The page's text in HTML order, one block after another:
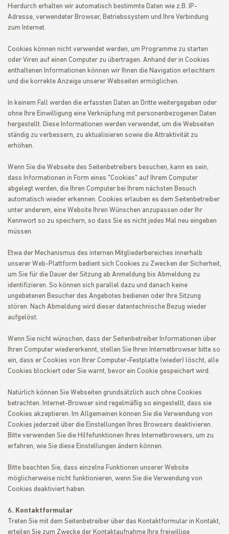
Hierdurch erhalten wir automatisch bestimmte Daten wie z.B. IP-
Adresse, verwendeter Browser, Betriebssystem und Ihre Verbindung
zum Internet.
Cookies können nicht verwendet werden, um Programme zu starten
oder Viren auf einen Computer zu übertragen. Anhand der in Cookies
enthaltenen Informationen können wir Ihnen die Navigation erleichtern
und die korrekte Anzeige unserer Webseiten ermöglichen.
In keinem Fall werden die erfassten Daten an Dritte weitergegeben oder
ohne Ihre Einwilligung eine Verknüpfung mit personenbezogenen Daten
hergestellt. Diese Informationen werden verwendet, um die Webseiten
ständig zu verbessern, zu aktualisieren sowie die Attraktivität zu
erhöhen.
Wenn Sie die Webseite des Seitenbetreibers besuchen, kann es sein,
dass Informationen in Form eines "Cookies" auf Ihrem Computer
abgelegt werden, die Ihren Computer bei Ihrem nächsten Besuch
automatisch wieder erkennen. Cookies erlauben es dem Seitenbetreiber
unter anderem, eine Website Ihren Wünschen anzupassen oder Ihr
Kennwort so zu speichern, so dass Sie es nicht jedes Mal neu eingeben
müssen.
Etwa der Mechanismus des internen Mitgliederbereiches innerhalb
unserer Web-Plattform bedient sich Cookies zu Zwecken der Sicherheit,
um Sie für die Dauer der Sitzung ab Anmeldung bis Abmeldung zu
identifizieren. So können sich parallel dazu und danach keine
ungebetenen Besucher des Angebotes bedienen oder Ihre Sitzung
stören. Nach Abmeldung wird dieser datentechnische Bezug wieder
aufgelöst.
Wenn Sie nicht wünschen, dass der Seitenbetreiber Informationen über
Ihren Computer wiedererkennt, stellen Sie Ihren Internetbrowser bitte so
ein, dass er Cookies von Ihrer Computer-Festplatte (wieder) löscht, alle
Cookies blockiert oder Sie warnt, bevor ein Cookie gespeichert wird.
Natürlich können Sie Webseiten grundsätzlich auch ohne Cookies
betrachten. Internet-Browser sind regelmäßig so eingestellt, dass sie
Cookies akzeptieren. Im Allgemeinen können Sie die Verwendung von
Cookies jederzeit über die Einstellungen Ihres Browsers deaktivieren.
Bitte verwenden Sie die Hilfefunktionen Ihres Internetbrowsers, um zu
erfahren, wie Sie diese Einstellungen ändern können.
Bitte beachten Sie, dass einzelne Funktionen unserer Website
möglicherweise nicht funktionieren, wenn Sie die Verwendung von
Cookies deaktiviert haben.
6. Kontaktformular
Treten Sie mit dem Seitenbetreiber über das Kontaktformular in Kontakt,
erteilen Sie zum Zwecke der Kontaktaufnahme Ihre freiwillige